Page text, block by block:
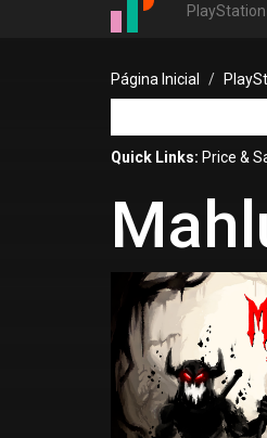
Página Inicial
Quick Links: Price &